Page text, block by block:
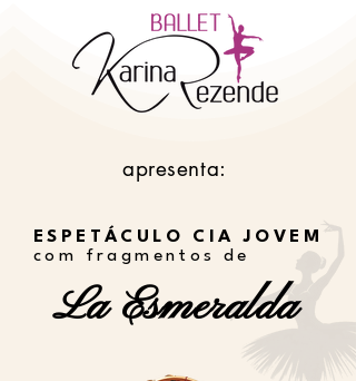
apresenta:
ESPETÁCULO CIA JOVEM
com fragmentos de
La Esmeralda